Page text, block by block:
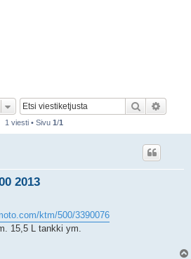
Etsi
1 viesti • Sivu 1/1
2013
ktm/500/3390076
15,5 L tankki ym.